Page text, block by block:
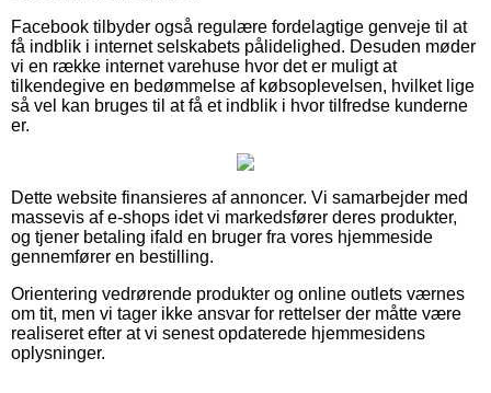
Facebook tilbyder også regulære fordelagtige genveje til at
få indblik i internet selskabets pålidelighed. Desuden møder
vi en række internet varehuse hvor det er muligt at
tilkendegive en bedømmelse af købsoplevelsen, hvilket lige
så vel kan bruges til at få et indblik i hvor tilfredse kunderne
er.
Dette website finansieres af annoncer. Vi samarbejder med
massevis af e-shops idet vi markedsfører deres produkter,
og tjener betaling ifald en bruger fra vores hjemmeside
gennemfører en bestilling.
Orientering vedrørende produkter og online outlets værnes
om tit, men vi tager ikke ansvar for rettelser der måtte være
realiseret efter at vi senest opdaterede hjemmesidens
oplysninger.